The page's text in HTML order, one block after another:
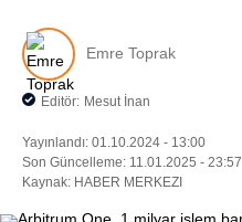
Emre Toprak
Editör: Mesut İnan
Yayınlandı: 01.10.2024 - 13:00
Son Güncelleme: 11.01.2025 - 23:57
Kaynak: HABER MERKEZI